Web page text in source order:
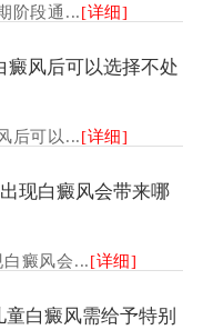
阶段通...[详细]
癜风后可以选择不处
后可以...[详细]
现白癜风会带来哪
癜风会...[详细]
白癜风需给予特别